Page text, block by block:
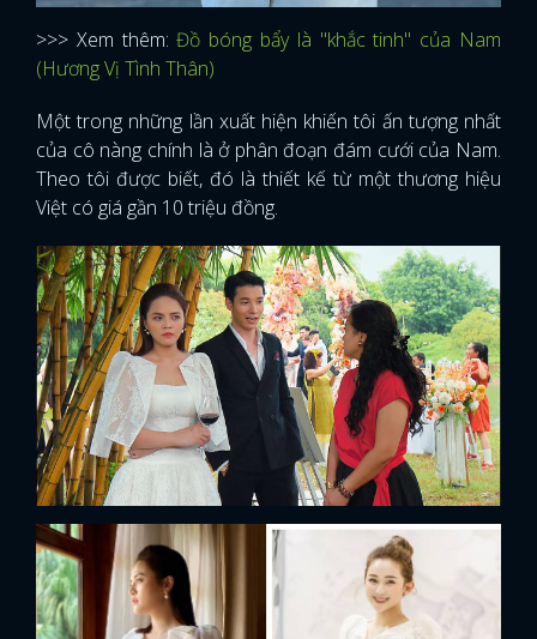
>>> Xem thêm:Đồ bóng bẩy là "khắc tinh" của Nam
(Hương Vị Tình Thân)
Một trong những lần xuất hiện khiến tôi ấn tượng nhất
của cô nàng chính là ở phân đoạn đám cưới của Nam.
Theo tôi được biết, đó là thiết kế từ một thương hiệu
Việt có giá gần 10 triệu đồng.